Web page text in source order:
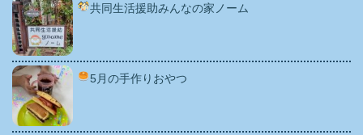
共同生活援助みんなの家ノーム
5月の手作りおやつ